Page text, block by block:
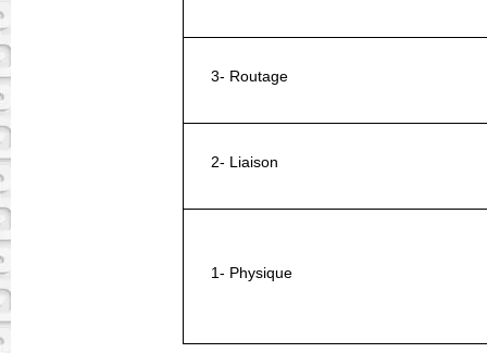
3- Routage
2- Liaison
1- Physique